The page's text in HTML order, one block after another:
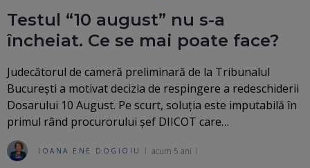
Testul “10 august” nu s-a
încheiat. Ce se mai poate face?
Judecătorul de cameră preliminară de la Tribunalul
Bucureşti a motivat decizia de respingere a redeschiderii
Dosarului 10 August. Pe scurt, soluția este imputabilă în
primul rând procurorului șef DIICOT care…
IOANA ENE DOGIOIU acum 5 ani